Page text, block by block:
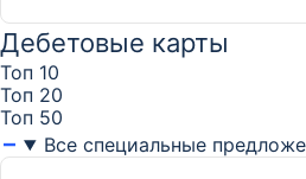
Дебетовые карты
Топ 10
Топ 20
Топ 50
Все специальные